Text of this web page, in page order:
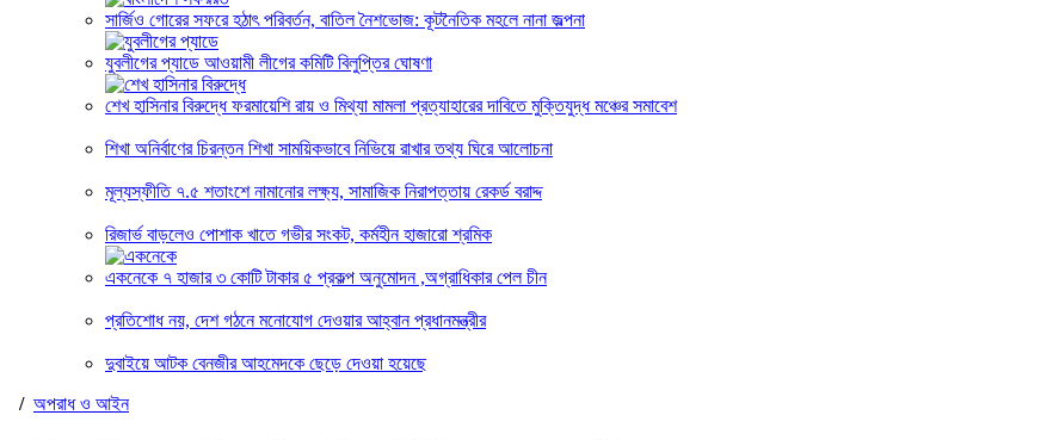
সার্জিও গোরের সফরে হঠাৎ পরিবর্তন, বাতিল নৈশভোজ: কূটনৈতিক মহলে নানা জল্পনা
যুবলীগের প্যাডে আওয়ামী লীগের কমিটি বিলুপ্তির ঘোষণা
শেখ হাসিনার বিরুদ্ধে ফরমায়েশি রায় ও মিথ্যা মামলা প্রত্যাহারের দাবিতে মুক্তিযুদ্ধ মঞ্চের সমাবেশ
শিখা অনির্বাণের চিরন্তন শিখা সাময়িকভাবে নিভিয়ে রাখার তথ্য ঘিরে আলোচনা
মূল্যস্ফীতি ৭.৫ শতাংশে নামানোর লক্ষ্য, সামাজিক নিরাপত্তায় রেকর্ড বরাদ্দ
রিজার্ভ বাড়লেও পোশাক খাতে গভীর সংকট, কর্মহীন হাজারো শ্রমিক
একনেকে ৭ হাজার ৩ কোটি টাকার ৫ প্রকল্প অনুমোদন ,অগ্রাধিকার পেল চীন
প্রতিশোধ নয়, দেশ গঠনে মনোযোগ দেওয়ার আহ্বান প্রধানমন্ত্রীর
দুবাইয়ে আটক বেনজীর আহমেদকে ছেড়ে দেওয়া হয়েছে
/ অপরাধ ও আইন